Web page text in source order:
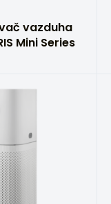
vazduha
Mini Series